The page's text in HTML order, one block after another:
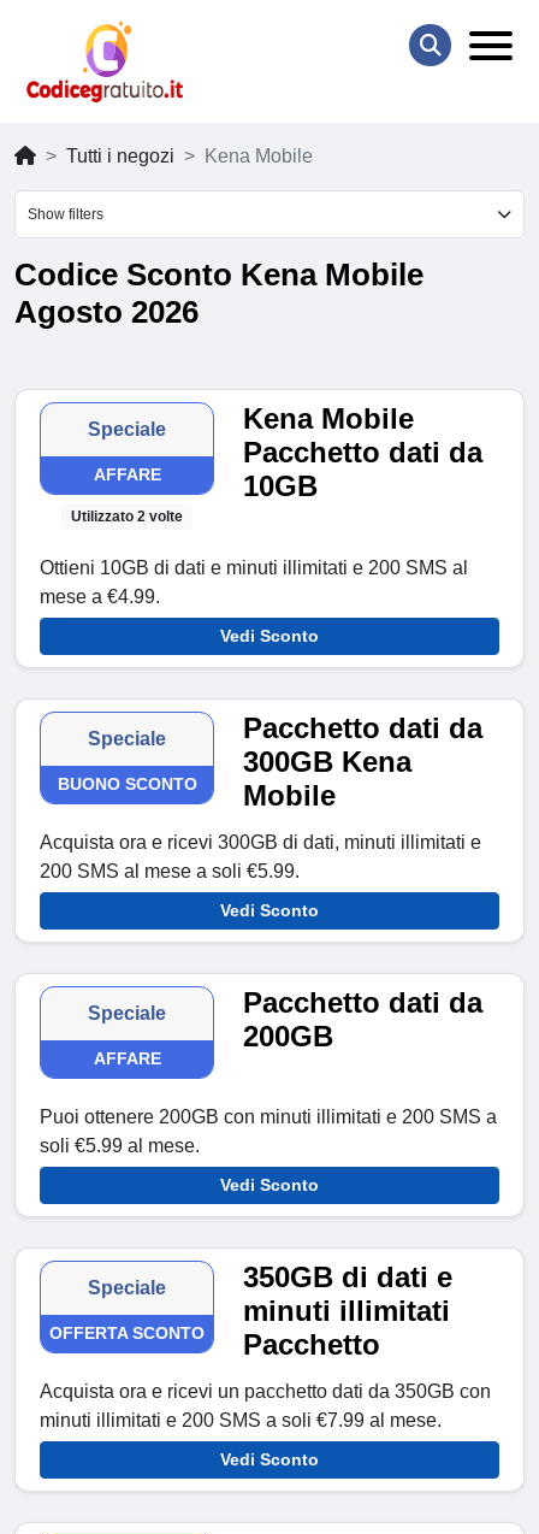
Tutti i negozi Kena Mobile
Show filters
Codice Sconto Kena Mobile
Agosto 2026
Speciale
AFFARE
Utilizzato 2 volte
Kena Mobile
Pacchetto dati da
10GB
Ottieni 10GB di dati e minuti illimitati e 200 SMS al
mese a €4.99.
Vedi Sconto
Speciale
BUONO SCONTO
Pacchetto dati da
300GB Kena
Mobile
Acquista ora e ricevi 300GB di dati, minuti illimitati e
200 SMS al mese a soli €5.99.
Vedi Sconto
Speciale
AFFARE
Pacchetto dati da
200GB
Puoi ottenere 200GB con minuti illimitati e 200 SMS a
soli €5.99 al mese.
Vedi Sconto
Speciale
OFFERTA SCONTO
350GB di dati e
minuti illimitati
Pacchetto
Acquista ora e ricevi un pacchetto dati da 350GB con
minuti illimitati e 200 SMS a soli €7.99 al mese.
Vedi Sconto